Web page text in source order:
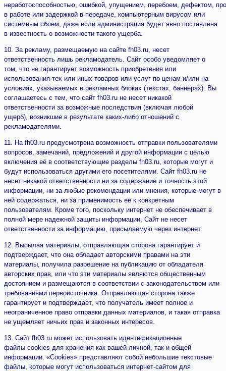
неработоспособностью, ошибкой, упущением, перебоем, дефектом,
в работе или задержкой в передаче, компьютерным вирусом или
системным сбоем, даже если администрация будет явно поставлена
в известность о возможности такого ущерба.
10. За рекламу, размещаемую на сайте fh03.ru, несет
ответственность лишь рекламодатель. Сайт особо уведомляет о
том, что не гарантирует возможность приобретения или
использования тех или иных товаров или услуг по ценам и/или на
условиях, указываемых в рекламных блоках (текстах, баннерах). Вы
соглашаетесь с тем, что сайт fh03.ru не несет никакой
ответственности за возможные последствия (включая любой
ущерб), возникшие в результате каких-либо отношений с
рекламодателями.
11. На fh03.ru предусмотрена возможность отправки пользователями
вопросов, замечаний, предложений и другой информации с целью
включения её в соответствующие разделы fh03.ru, которые могут и
будут использоваться другими его посетителями. Сайт fh03.ru не
несет никакой ответственности ни за содержание и точность этой
информации, ни за любые рекомендации или мнения, которые могут в
ней содержаться, ни за применимость её к конкретным
пользователям. Кроме того, поскольку интернет не обеспечивает в
полной мере надежной защиты информации, Сайт не несет
ответственности за информацию, присылаемую через интернет.
12. Высылая материалы, отправляющая сторона гарантирует и
подтверждает, что она обладает авторскими правами на эти
материалы, получила разрешение на публикацию от обладателя
авторских прав, или что эти материалы являются общественным
достоянием и размещаются в соответствии с законодательством или
требованиями первоисточника. Отправляющая сторона также
гарантирует и подтверждает, что получатель имеет полное и
неограниченное право отправки данных материалов, и такая отправка
не ущемляет ничьих прав и законных интересов.
13. Сайт fh03.ru может использовать идентификационные
файлы cookies для хранения как вашей личной, так и общей
информации. «Cookies» представляют собой небольшие текстовые
файлы, которые могут использоваться интернет-сайтом для